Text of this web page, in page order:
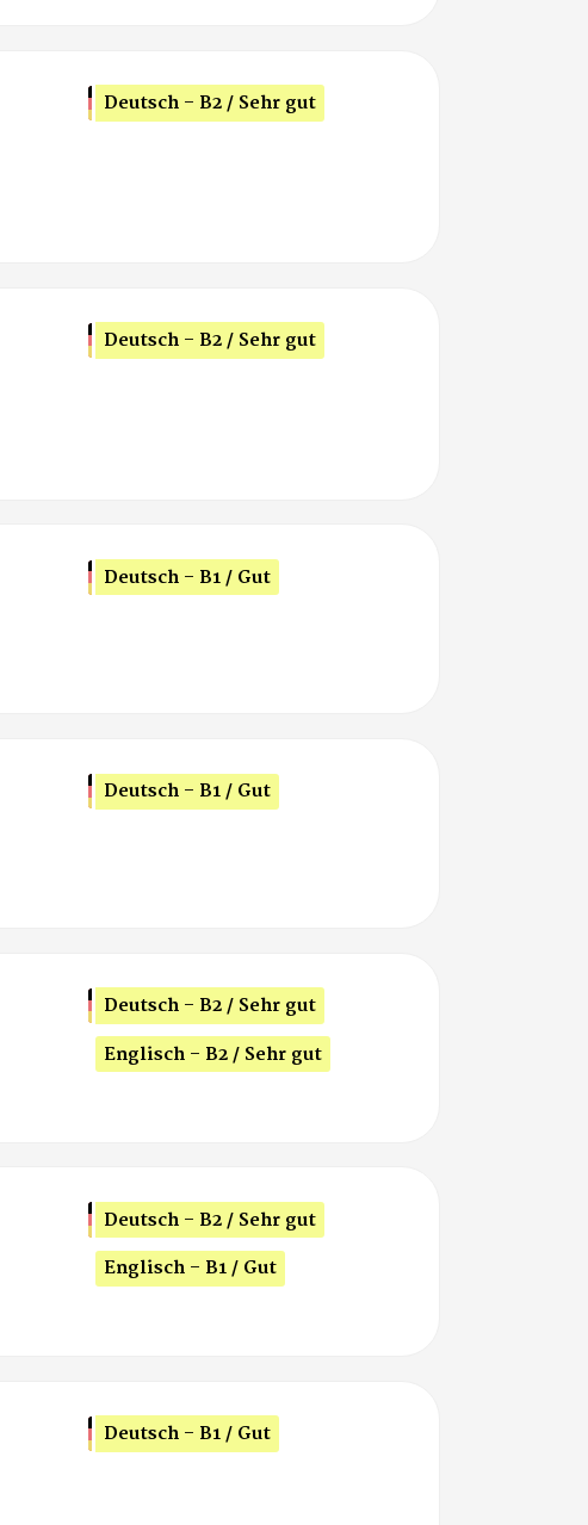
Deutsch - B2 / Sehr gut
Deutsch - B2 / Sehr gut
Deutsch - B1 / Gut
Deutsch - B1 / Gut
Deutsch - B2 / Sehr gut
Englisch - B2 / Sehr gut
Deutsch - B2 / Sehr gut
Englisch - B1 / Gut
Deutsch - B1 / Gut